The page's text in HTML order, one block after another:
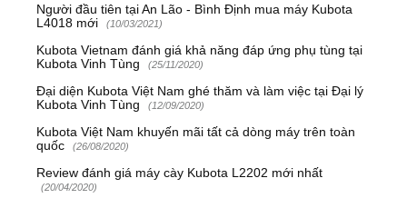
Người đầu tiên tại An Lão - Bình Định mua máy Kubota
L4018 mới
(10/03/2021)
Kubota Vietnam đánh giá khả năng đáp ứng phụ tùng tại
Kubota Vinh Tùng
(25/11/2020)
Đại diện Kubota Việt Nam ghé thăm và làm việc tại Đại lý
Kubota Vinh Tùng
(12/09/2020)
Kubota Việt Nam khuyến mãi tất cả dòng máy trên toàn
quốc
(26/08/2020)
Review đánh giá máy cày Kubota L2202 mới nhất
(20/04/2020)